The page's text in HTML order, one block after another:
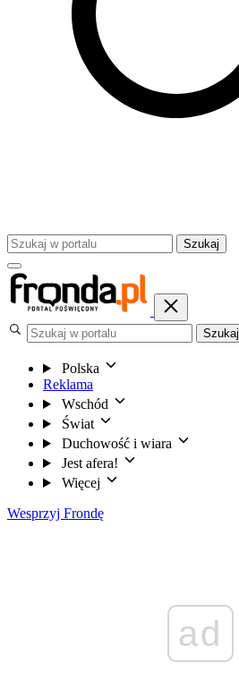
Szukaj
Szukaj
Polska
Reklama
Wschód
Świat
Duchowość i wiara
Jest afera!
Więcej
Wesprzyj Frondę
ad